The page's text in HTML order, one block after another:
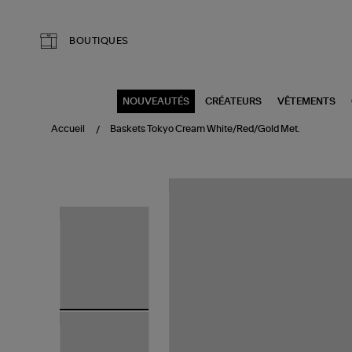
BOUTIQUES
NOUVEAUTÉS CRÉATEURS VÊTEMENTS
Accueil Baskets Tokyo Cream White/Red/Gold Met.